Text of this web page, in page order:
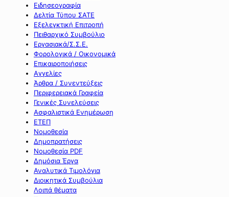
Ειδησεογραφία
Δελτία Τύπου ΣΑΤΕ
Εξελεγκτική Επιτροπή
Πειθαρχικό Συμβούλιο
Εργασιακά/Σ.Σ.Ε.
Φορολογικά / Οικονομικά
Επικαιροποιήσεις
Αγγελίες
Άρθρα / Συνεντεύξεις
Περιφερειακά Γραφεία
Γενικές Συνελεύσεις
Ασφαλιστικά Ενημέρωση
ΕΤΕΠ
Νομοθεσία
Δημοπρατήσεις
Νομοθεσία PDF
Δημόσια Έργα
Αναλυτικά Τιμολόγια
Διοικητικά Συμβούλια
Λοιπά θέματα